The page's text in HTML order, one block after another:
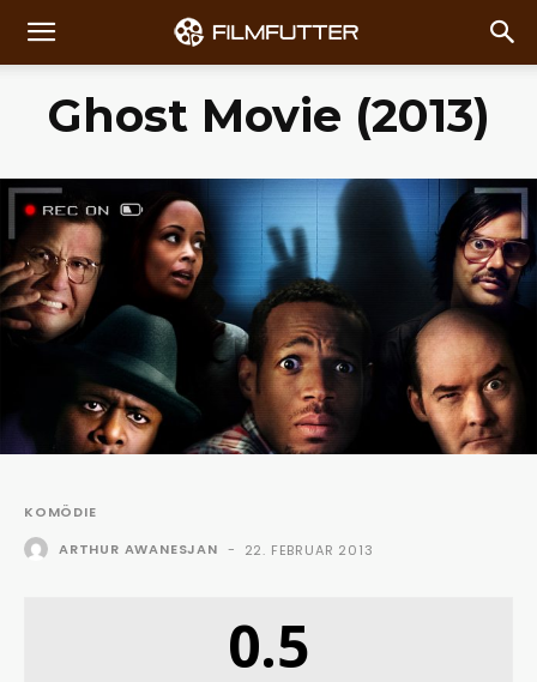
Ghost Movie (2013)
KOMÖDIE
ARTHUR AWANESJAN - 22. FEBRUAR 2013
0.5